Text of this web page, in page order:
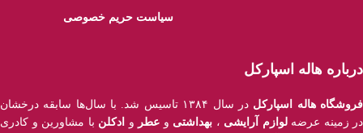
سیاست حریم خصوصی
درباره هاله اسپارکل
فروشگاه هاله اسپارکل
در سال ۱۳۸۴ تاسیس شد. با سال‌ها سابقه درخشان
در زمینه عرضهلوازم آرایشی ، بهداشتی و عطر و ادکلن با مشاورین و کادری